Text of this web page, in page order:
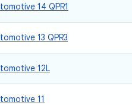
14 QPR1
13 QPR3
12L
11